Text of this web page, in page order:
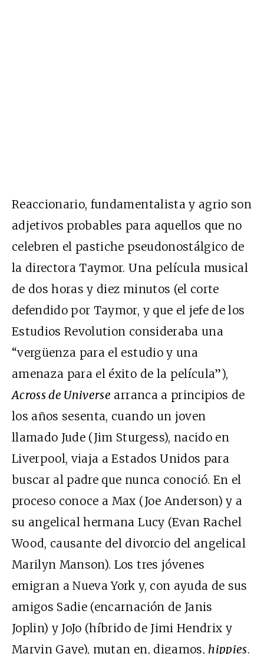
Reaccionario, fundamentalista y agrio son
adjetivos probables para aquellos que no
celebren el pastiche pseudonostálgico de
la directora Taymor. Una película musical
de dos horas y diez minutos (el corte
defendido por Taymor, y que el jefe de los
Estudios Revolution consideraba una
“vergüenza para el estudio y una
amenaza para el éxito de la película”),
Across de Universe arranca a principios de
los años sesenta, cuando un joven
llamado Jude (Jim Sturgess), nacido en
Liverpool, viaja a Estados Unidos para
buscar al padre que nunca conoció. En el
proceso conoce a Max (Joe Anderson) y a
su angelical hermana Lucy (Evan Rachel
Wood, causante del divorcio del angelical
Marilyn Manson). Los tres jóvenes
emigran a Nueva York y, con ayuda de sus
amigos Sadie (encarnación de Janis
Joplin) y JoJo (híbrido de Jimi Hendrix y
Marvin Gaye), mutan en, digamos, hippies.